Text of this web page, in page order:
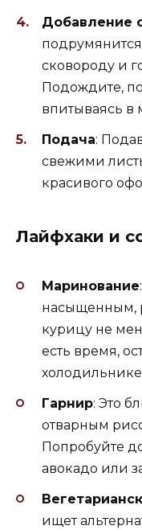
Добавление
сковороду и
Подождите,
впитываясь в
Подача:
свежими
красивого
Лайфхаки и
Маринование
насыщенным,
курицу не
есть время,
Гарнир: Это
отварным
Попробуйте
авокадо или
ищет